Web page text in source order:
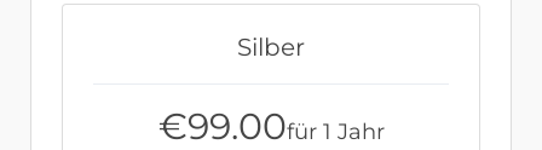
Silber
€99.00für 1 Jahr